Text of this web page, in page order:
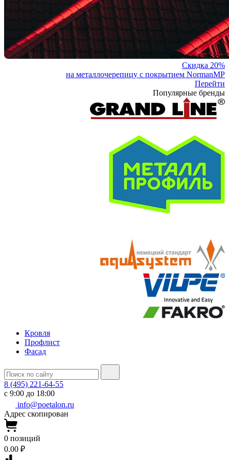
Скидка 20%
на металлочерепицу с покрытием NormanMP
Перейти
Популярные бренды
Кровля
Профлист
Фасад
8 (495) 221-64-55
с 9:00 до 18:00
info@poetalon.ru
Адрес скопирован
0 позиций
0.00 ₽